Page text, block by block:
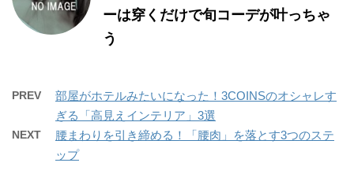
ーは穿くだけで旬コーデが叶っちゃ
う
PREV
部屋がホテルみたいになった！3COINSのオシャレす
ぎる「高見えインテリア」3選
NEXT
腰まわりを引き締める！「腰肉」を落とす3つのステ
ップ